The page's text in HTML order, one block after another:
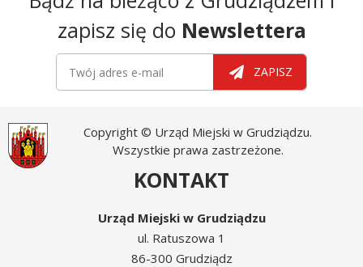
zapisz się do Newslettera
ZAPISZ
Copyright © Urząd Miejski w Grudziądzu.
Wszystkie prawa zastrzeżone.
KONTAKT
Urząd Miejski w Grudziądzu
ul. Ratuszowa 1
86-300 Grudziądz